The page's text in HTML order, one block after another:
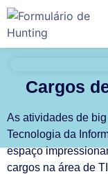
Cargos
As atividades de
Tecnologia da
espaço
cargos na área de